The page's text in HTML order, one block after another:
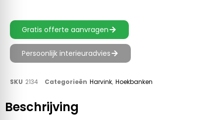
Gratis offerte aanvragen
Persoonlijk interieuradvies
SKU 2134 Categorieën Harvink, Hoekbanken
Beschrijving